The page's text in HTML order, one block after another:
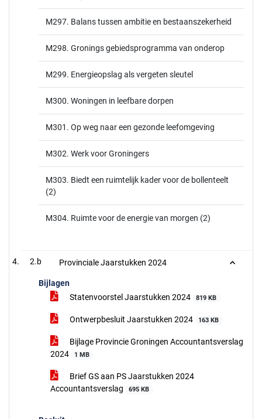
M297. Balans tussen ambitie en bestaanszekerheid
M298. Gronings gebiedsprogramma van onderop
M299. Energieopslag als vergeten sleutel
M300. Woningen in leefbare dorpen
M301. Op weg naar een gezonde leefomgeving
M302. Werk voor Groningers
M303. Biedt een ruimtelijk kader voor de bollenteelt
(2)
M304. Ruimte voor de energie van morgen (2)
2.b Provinciale Jaarstukken 2024
Bijlagen
Statenvoorstel Jaarstukken 2024
819 KB
Ontwerpbesluit Jaarstukken 2024 163 KB
Bijlage Provincie Groningen Accountantsverslag
2024
1 MB
Brief GS aan PS Jaarstukken 2024
Accountantsverslag
695 KB